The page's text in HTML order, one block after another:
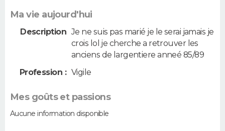
Ma vie aujourd'hui
Description Je ne suis pas marié je le serai jamais je
crois lol je cherche a retrouver les
anciens de largentiere anneé 85/89
Profession : Vigile
Mes goûts et passions
Aucune information disponible